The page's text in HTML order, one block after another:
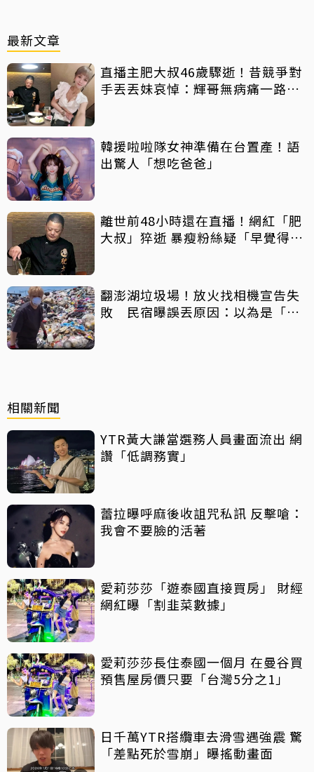
最新文章
直播主肥大叔46歲驟逝！昔競爭對
手丟丟妹哀悼：輝哥無病痛一路好
韓援啦啦隊女神準備在台置產！語
出驚人「想吃爸爸」
離世前48小時還在直播！網紅「肥
大叔」猝逝 暴瘦粉絲疑「早覺得不
翻澎湖垃圾場！放火找相機宣告失
敗 民宿曝誤丟原因：以為是「按
相關新聞
YTR黃大謙當選務人員畫面流出 網
讚「低調務實」
蕾拉曝呼麻後收詛咒私訊 反擊嗆：
我會不要臉的活著
愛莉莎莎「遊泰國直接買房」 財經
網紅曝「割韭菜數據」
愛莉莎莎長住泰國一個月 在曼谷買
預售屋房價只要「台灣5分之1」
日千萬YTR搭纜車去滑雪遇強震 驚
「差點死於雪崩」曝搖動畫面